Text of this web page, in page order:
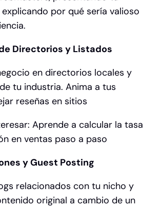
por qué sería valioso
Directorios y Listados
en directorios locales y
tu industria. Anima a tus
reseñas en sitios
Aprende a calcular la tasa
en ventas paso a paso
y Guest Posting
relacionados con tu nicho y
original a cambio de un